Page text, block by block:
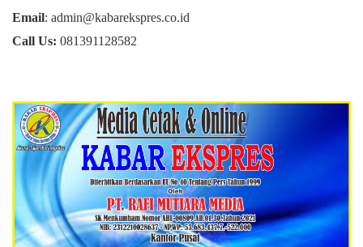
Email: admin@kabarekspres.co.id
Call Us: 081391128582